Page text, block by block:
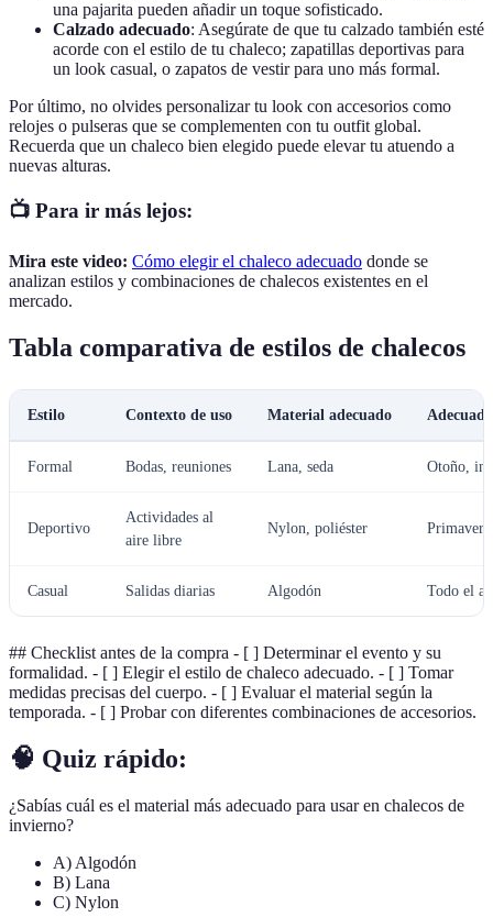
una pajarita pueden añadir un toque sofisticado.
Calzado adecuado: Asegúrate de que tu calzado también esté
acorde con el estilo de tu chaleco; zapatillas deportivas para
un look casual, o zapatos de vestir para uno más formal.
Por último, no olvides personalizar tu look con accesorios como
relojes o pulseras que se complementen con tu outfit global.
Recuerda que un chaleco bien elegido puede elevar tu atuendo a
nuevas alturas.
📺 Para ir más lejos:
Mira este video: Cómo elegir el chaleco adecuado donde se
analizan estilos y combinaciones de chalecos existentes en el
mercado.
Tabla comparativa de estilos de chalecos
Estilo Contexto de uso Material adecuado
Formal Bodas, reuniones Lana, seda Otoño,
Deportivo
Actividades al
aire libre
Nylon, poliéster
Casual Salidas diarias Algodón Todo el
## Checklist antes de la compra - [ ] Determinar el evento y su
formalidad. - [ ] Elegir el estilo de chaleco adecuado. - [ ] Tomar
medidas precisas del cuerpo. - [ ] Evaluar el material según la
temporada. - [ ] Probar con diferentes combinaciones de accesorios.
🧠 Quiz rápido:
¿Sabías cuál es el material más adecuado para usar en chalecos de
invierno?
A) Algodón
B) Lana
C) Nylon